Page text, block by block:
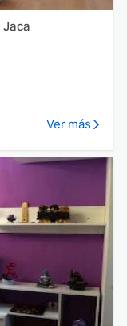
Jaca
Ver más